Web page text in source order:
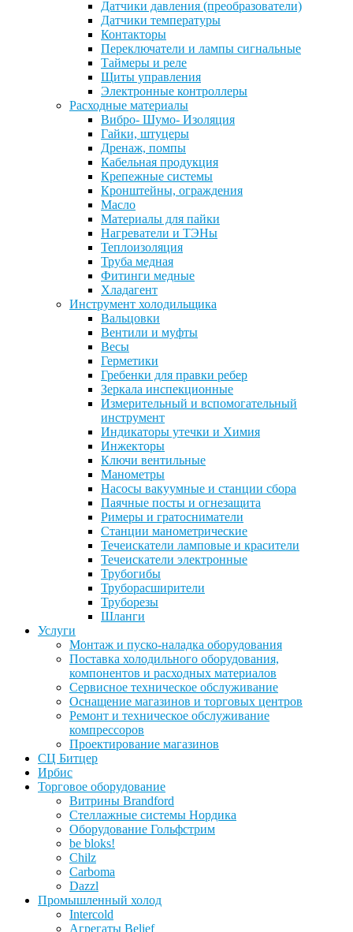
Датчики давления (преобразователи)
Датчики температуры
Контакторы
Переключатели и лампы сигнальные
Таймеры и реле
Щиты управления
Электронные контроллеры
Расходные материалы
Вибро- Шумо- Изоляция
Гайки, штуцеры
Дренаж, помпы
Кабельная продукция
Крепежные системы
Кронштейны, ограждения
Масло
Материалы для пайки
Нагреватели и ТЭНы
Теплоизоляция
Труба медная
Фитинги медные
Хладагент
Инструмент холодильщика
Вальцовки
Вентили и муфты
Весы
Герметики
Гребенки для правки ребер
Зеркала инспекционные
Измерительный и вспомогательный
инструмент
Индикаторы утечки и Химия
Инжекторы
Ключи вентильные
Манометры
Насосы вакуумные и станции сбора
Паячные посты и огнезащита
Римеры и гратосниматели
Станции манометрические
Течеискатели ламповые и красители
Течеискатели электронные
Трубогибы
Труборасширители
Труборезы
Шланги
Услуги
Монтаж и пуско-наладка оборудования
Поставка холодильного оборудования,
компонентов и расходных материалов
Сервисное техническое обслуживание
Оснащение магазинов и торговых центров
Ремонт и техническое обслуживание
компрессоров
Проектирование магазинов
СЦ Битцер
Ирбис
Торговое оборудование
Витрины Brandford
Стеллажные системы Нордика
Оборудование Гольфстрим
be bloks!
Chilz
Carboma
Dazzl
Промышленный холод
Intercold
Агрегаты Belief